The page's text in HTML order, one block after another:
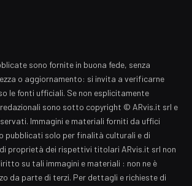
sono fornite in buona fede, senza
o aggiornamento: si invita a verificarne
le fonti ufficiali. Se non esplicitamente
sono sotto copyright © ARvis.it srl e
Immagini e materiali forniti da uffici
pubblicati solo per finalità culturali e di
proprietà dei rispettivi titolari ARvis.it srl non
su tali immagini e materiali : non ne è
da parte di terzi. Per dettagli e richieste di